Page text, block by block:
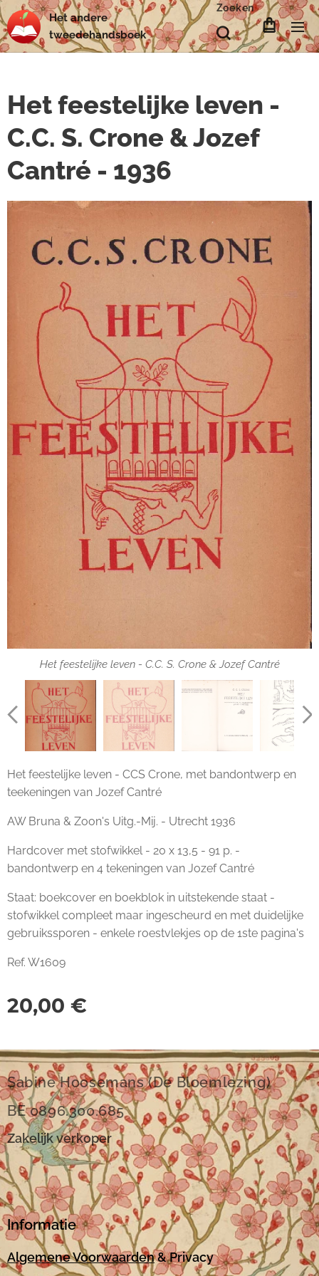
Hetandere
tweedehandsboek
Zoeken
Het feestelijke leven -
C.C. S. Crone & Jozef
Cantré - 1936
Het feestelijke leven - C.C. S. Crone & Jozef Cantré
Het feestelijke leven - C.C. S. Crone & Jozef Cantré
Het feestelijke leven - C.C. S. Crone & Jozef Cantré
Het feestelijke leven - C.C. S. Crone & Jozef Cantré
Het feestelijke leven - C.C. S. Crone & Jozef Cantré
Het feestelijke leven - CCS Crone, met bandontwerp en
teekeningen van Jozef Cantré
AW Bruna & Zoon's Uitg.-Mij. - Utrecht 1936
Hardcover met stofwikkel - 20 x 13,5 - 91 p. -
bandontwerp en 4 tekeningen van Jozef Cantré
Staat: boekcover en boekblok in uitstekende staat -
stofwikkel compleet maar ingescheurd en met duidelijke
gebruikssporen - enkele roestvlekjes op de 1ste pagina's
Ref. W1609
20,00 €
Sabine Hoosemans (De Bloemlezing)
BE 0896.300.685
Zakelijk verkoper
Informatie
Algemene Voorwaarden& Privacy